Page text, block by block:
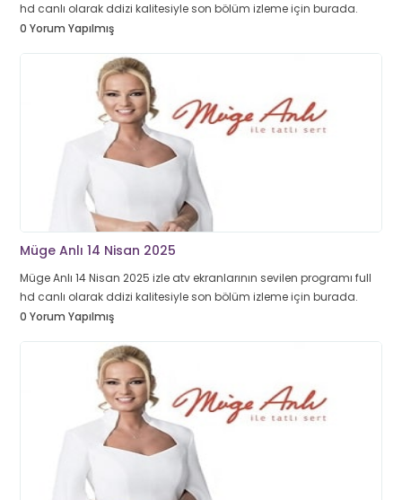
hd canlı olarak ddizi kalitesiyle son bölüm izleme için burada.
0 Yorum Yapılmış
Müge Anlı 14 Nisan 2025
Müge Anlı 14 Nisan 2025 izle atv ekranlarının sevilen programı full
hd canlı olarak ddizi kalitesiyle son bölüm izleme için burada.
0 Yorum Yapılmış